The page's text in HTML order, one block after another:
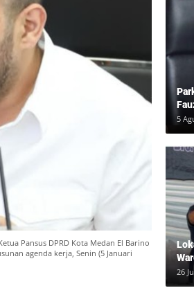
Pansus DPRD Kota Medan El Barino
agenda kerja, Senin (5 Januari
5
26